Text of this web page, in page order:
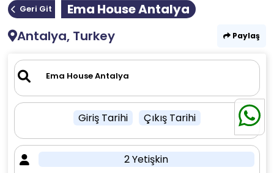
Geri Git
Ema House Antalya
Antalya, Turkey
Paylaş
Giriş Tarihi Çıkış Tarihi
2 Yetişkin